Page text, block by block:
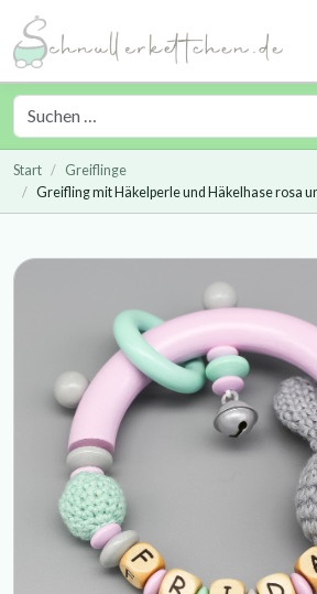
Start
Greiflinge
Greifling mit Häkelperle und Häkelhase rosa